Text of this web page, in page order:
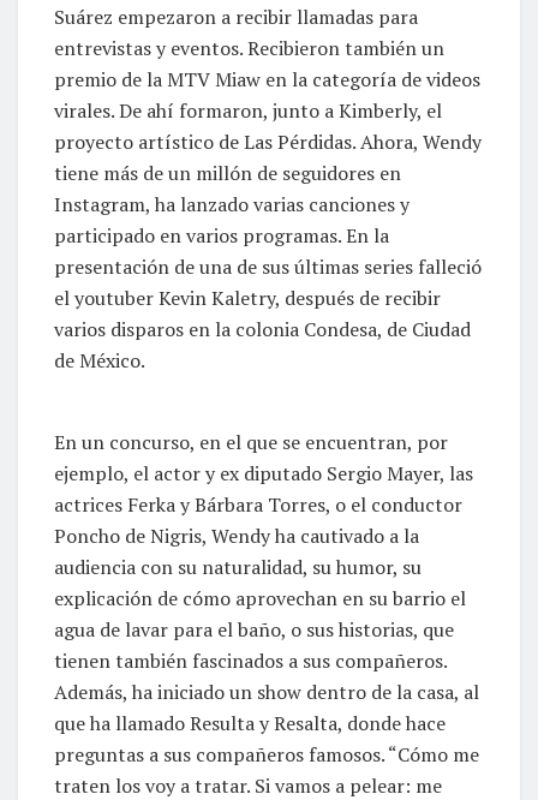
Suárez empezaron a recibir llamadas para
entrevistas y eventos. Recibieron también un
premio de la MTV Miaw en la categoría de videos
virales. De ahí formaron, junto a Kimberly, el
proyecto artístico de Las Pérdidas. Ahora, Wendy
tiene más de un millón de seguidores en
Instagram, ha lanzado varias canciones y
participado en varios programas. En la
presentación de una de sus últimas series falleció
el youtuber Kevin Kaletry, después de recibir
varios disparos en la colonia Condesa, de Ciudad
de México.
En un concurso, en el que se encuentran, por
ejemplo, el actor y ex diputado Sergio Mayer, las
actrices Ferka y Bárbara Torres, o el conductor
Poncho de Nigris, Wendy ha cautivado a la
audiencia con su naturalidad, su humor, su
explicación de cómo aprovechan en su barrio el
agua de lavar para el baño, o sus historias, que
tienen también fascinados a sus compañeros.
Además, ha iniciado un show dentro de la casa, al
que ha llamado Resulta y Resalta, donde hace
preguntas a sus compañeros famosos. “Cómo me
traten los voy a tratar. Si vamos a pelear: me